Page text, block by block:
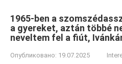
1965-ben a
a gyereket, aztán többé
neveltem fel a fiút,
Опубликовано: 19.07.2025